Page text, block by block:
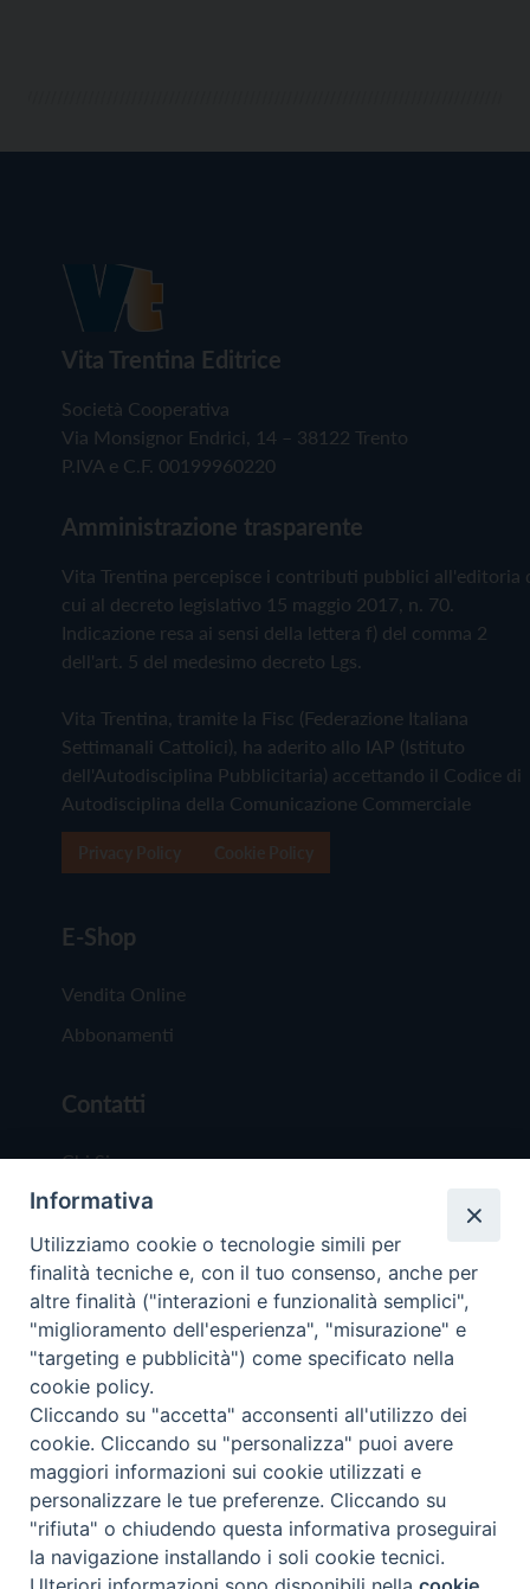
Vita Trentina Editrice
Società Cooperativa
Via Monsignor Endrici, 14 – 38122 Trento
P.IVA e C.F. 00199960220
Amministrazione trasparente
Vita Trentina percepisce i contributi pubblici all'editoria
cui al decreto legislativo 15 maggio 2017, n. 70.
Indicazione resa ai sensi della lettera f) del comma 2
dell'art. 5 del medesimo decreto Lgs.
Vita Trentina, tramite la Fisc (Federazione Italiana
Settimanali Cattolici), ha aderito allo IAP (Istituto
dell'Autodisciplina Pubblicitaria) accettando il Codice di
Autodisciplina della Comunicazione Commerciale
E-Shop
Vendita Online
Abbonamenti
Contatti
Chi Siamo
Redazione
Scrivici
Copyright © 2019 - Tutti i diritti riservati - Vita
Trentina Editrice
Privacy Policy
Torna
Informativa
Utilizziamo cookie o tecnologie simili per
finalità tecniche e, con il tuo consenso, anche per
altre finalità ("interazioni e funzionalità semplici",
"miglioramento dell'esperienza", "misurazione" e
"targeting e pubblicità") come specificato nella
cookie policy.
Cliccando su "accetta" acconsenti all'utilizzo dei
cookie. Cliccando su "personalizza" puoi avere
maggiori informazioni sui cookie utilizzati e
personalizzare le tue preferenze. Cliccando su
"rifiuta" o chiudendo questa informativa proseguirai
la navigazione installando i soli cookie tecnici.